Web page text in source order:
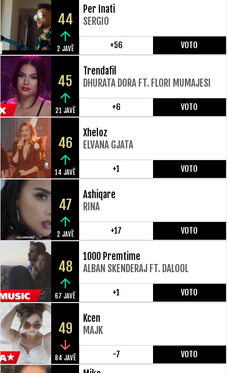
44
2 JAVË
Per Inati
SERGIO
+56 VOTO
45
21 JAVË
Trendafil
DHURATA DORA FT. FLORI MUMAJESI
+6 VOTO
46
14 JAVË
Xheloz
ELVANA GJATA
+1 VOTO
47
2 JAVË
Ashiqare
RINA
+17 VOTO
48
67 JAVË
1000 Premtime
ALBAN SKENDERAJ FT. DALOOL
+1 VOTO
49
84 JAVË
Kcen
MAJK
-7 VOTO